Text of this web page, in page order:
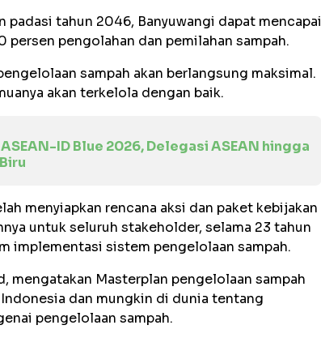
padasi tahun 2046, Banyuwangi dapat mencapai
pengolahan dan pemilahan sampah.
sampah akan berlangsung maksimal.
akan terkelola dengan baik.
ID Blue 2026, Delegasi ASEAN hingga
menyiapkan rencana aksi dan paket kebijakan
untuk seluruh stakeholder, selama 23 tahun
implementasi sistem pengelolaan sampah.
mengatakan Masterplan pengelolaan sampah
dan mungkin di dunia tentang
pengelolaan sampah.